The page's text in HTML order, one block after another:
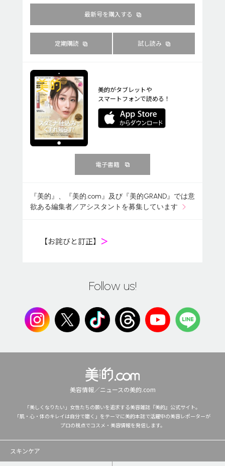
最新号を購入する
定期購読 試し読み
美的がタブレットや
スマートフォンで読める！
電子書籍
『美的』、『美的.com』及び『美的GRAND』では意
欲ある編集者／アシスタントを募集しています
【お詫びと訂正】 ＞
Follow us!
美容情報／ニュースの美的.com
「美しくなりたい」女性たちの願いを追求する美容雑誌『美的』公式サイト。
「肌・心・体のキレイは自分で磨く」をテーマに美的本誌で活躍中の美容レポーターが
プロの視点でコスメ・美容情報を発信します。
スキンケア